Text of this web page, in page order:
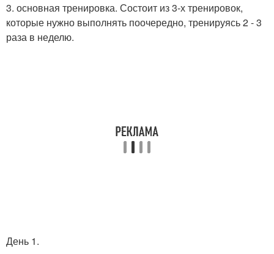
3. основная тренировка. Состоит из 3-х тренировок,
которые нужно выполнять поочередно, тренируясь 2 - 3
раза в неделю.
День 1.